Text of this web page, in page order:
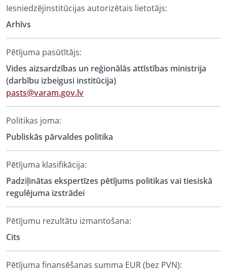
Iesniedzējinstitūcijas autorizētais lietotājs:
Arhīvs
Pētījuma pasūtītājs:
Vides aizsardzības un reģionālās attīstības ministrija
(darbību izbeigusi institūcija)
pasts@varam.gov.lv
Politikas joma:
Publiskās pārvaldes politika
Pētījuma klasifikācija:
Padziļinātas ekspertīzes pētījums politikas vai tiesiskā
regulējuma izstrādei
Pētījumu rezultātu izmantošana:
Cits
Pētījuma finansēšanas summa EUR (bez PVN):